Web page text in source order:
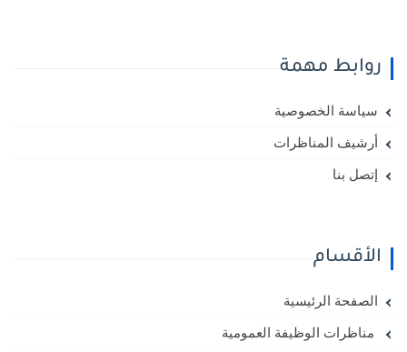
روابط مهمة
سياسة الخصوصية
أرشيف المناظرات
إتصل بنا
الأقسام
الصفحة الرئيسية
مناظرات الوظيفة العمومية